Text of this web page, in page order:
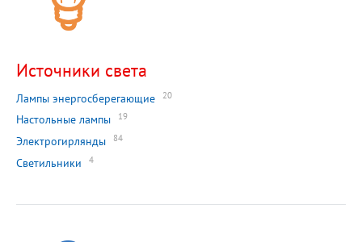
Источники света
Лампы энергосберегающие 20
Настольные лампы 19
Электрогирлянды 84
Светильники 4